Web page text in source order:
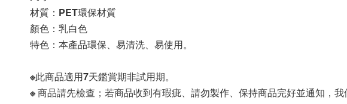
材質：PET環保材質
顏色：乳白色
特色：本產品環保、易清洗、易使用。
※此商品適用7天鑑賞期非試用期。
※ 商品請先檢查；若商品收到有瑕疵、請勿製作、保持商品完好並通知，我